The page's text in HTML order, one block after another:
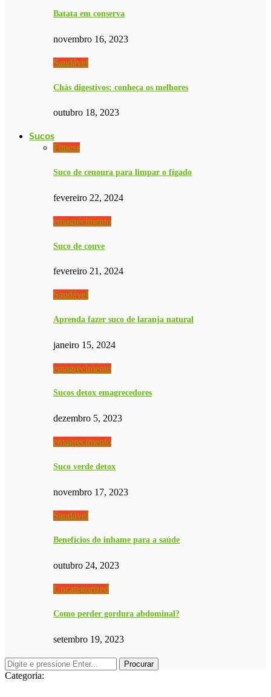
Batata em conserva
novembro 16, 2023
Saudável
Chás digestivos: conheça os melhores
outubro 18, 2023
Sucos
Fitness
Suco de cenoura para limpar o fígado
fevereiro 22, 2024
emagrecimento
Suco de couve
fevereiro 21, 2024
Saudável
Aprenda fazer suco de laranja natural
janeiro 15, 2024
emagrecimento
Sucos detox emagrecedores
dezembro 5, 2023
emagrecimento
Suco verde detox
novembro 17, 2023
Saudável
Benefícios do inhame para a saúde
outubro 24, 2023
Uncategorized
Como perder gordura abdominal?
setembro 19, 2023
Categoria: